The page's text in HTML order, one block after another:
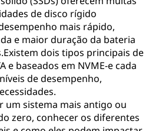
de disco rígido
mais rápido,
e maior duração da bateria
dois tipos principais de
e baseados em NVME-e cada
de desempenho,
um sistema mais antigo ou
zero, conhecer os diferentes